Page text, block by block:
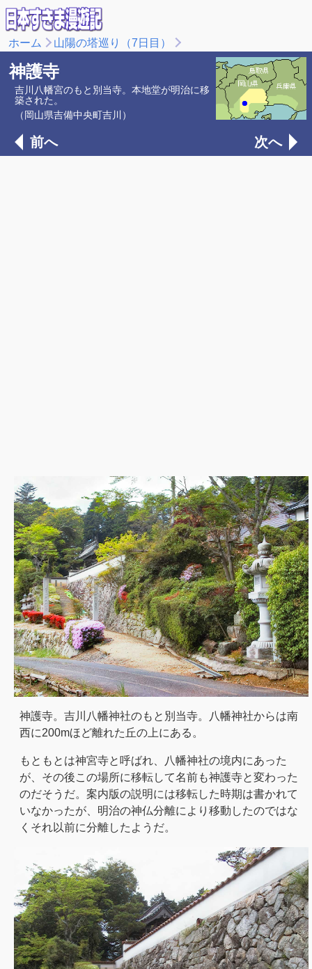
ホーム 山陽の塔巡り（7日目）
神護寺
吉川八幡宮のもと別当寺。本地堂が明治に移
築された。
（岡山県吉備中央町吉川）
前へ 次へ
神護寺。吉川八幡神社のもと別当寺。八幡神社からは南
西に200mほど離れた丘の上にある。
もともとは神宮寺と呼ばれ、八幡神社の境内にあった
が、その後この場所に移転して名前も神護寺と変わった
のだそうだ。案内版の説明には移転した時期は書かれて
いなかったが、明治の神仏分離により移動したのではな
くそれ以前に分離したようだ。